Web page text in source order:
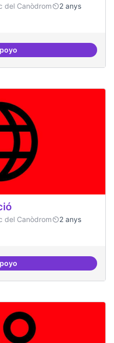
del Canòdrom
2 anys
Presentació per
del Canòdrom
2 anys
i re-avaluació